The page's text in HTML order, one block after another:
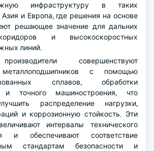
инфраструктуру в таких
Азия и Европа, где решения на основе
решающее значение для дальних
и высокоскоростных
линий.
совершенствуют
металлоподшипников с помощью
сплавов, обработки
и точного машиностроения, что
распределение нагрузки,
и коррозионную стойкость. Эти
интервалы технического
и обеспечивают соответствие
стандартам безопасности и